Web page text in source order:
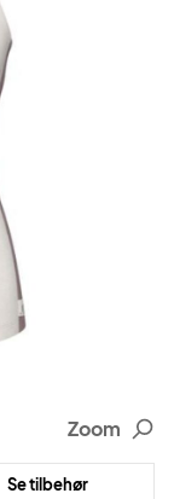
Zoom
Se tilbehør